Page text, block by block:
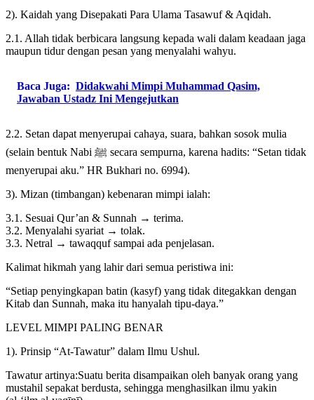
2). Kaidah yang Disepakati Para Ulama Tasawuf & Aqidah.
2.1. Allah tidak berbicara langsung kepada wali dalam keadaan jaga
maupun tidur dengan pesan yang menyalahi wahyu.
Baca Juga: Didakwahi Mimpi Muhammad Qasim,
Jawaban Ustadz Ini Mengejutkan
2.2. Setan dapat menyerupai cahaya, suara, bahkan sosok mulia
(selain bentuk Nabi ﷺ secara sempurna, karena hadits: “Setan tidak
menyerupai aku.” HR Bukhari no. 6994).
3). Mizan (timbangan) kebenaran mimpi ialah:
3.1. Sesuai Qur’an & Sunnah → terima.
3.2. Menyalahi syariat → tolak.
3.3. Netral → tawaqquf sampai ada penjelasan.
Kalimat hikmah yang lahir dari semua peristiwa ini:
“Setiap penyingkapan batin (kasyf) yang tidak ditegakkan dengan
Kitab dan Sunnah, maka itu hanyalah tipu-daya.”
LEVEL MIMPI PALING BENAR
1). Prinsip “At-Tawatur” dalam Ilmu Ushul.
Tawatur artinya:Suatu berita disampaikan oleh banyak orang yang
mustahil sepakat berdusta, sehingga menghasilkan ilmu yakin